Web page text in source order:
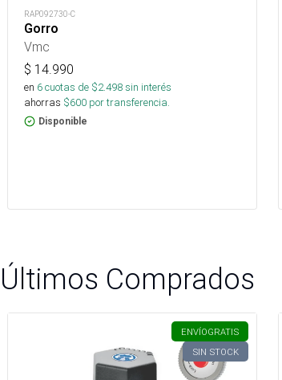
RAP092730-C
Gorro
Vmc
$ 14.990
en 6cuotas de $2.498sin interés
ahorras $600 por transferencia.
Disponible
Últimos Comprados
ENVÍOGRATIS
SIN STOCK